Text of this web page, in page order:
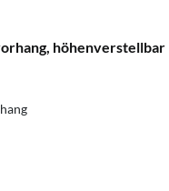
höhenverstellbar